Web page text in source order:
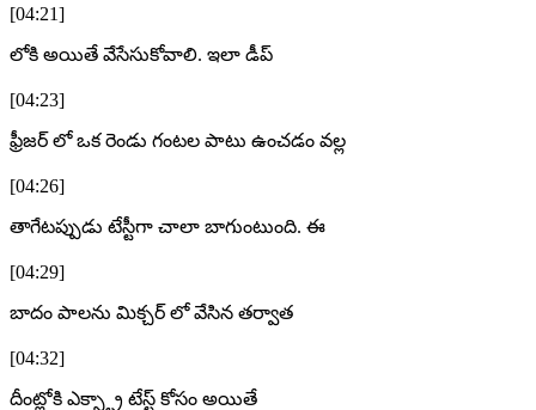
[04:21]
లోకి అయితే వేసేసుకోవాలి. ఇలా డీప్
[04:23]
ఫ్రీజర్ లో ఒక రెండు గంటల పాటు ఉంచడం వల్ల
[04:26]
తాగేటప్పుడు టేస్టీగా చాలా బాగుంటుంది. ఈ
[04:29]
బాదం పాలను మిక్చర్ లో వేసిన తర్వాత
[04:32]
దీంట్లోకి ఎక్స్ట్రా టేస్ట్ కోసం అయితే